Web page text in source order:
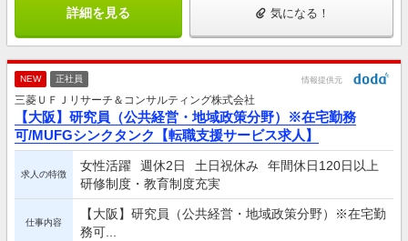
詳細を見る 気になる！
NEW 正社員 情報提供元
三菱ＵＦＪリサーチ＆コンサルティング株式会社
【大阪】研究員（公共経営・地域政策分野）※在宅勤務
可/MUFGシンクタンク【転職支援サービス求人】
求人の特徴
女性活躍 週休2日 土日祝休み
年間休日120日以上
研修制度・教育制度充実
仕事内容
【大阪】研究員（公共経営・地域政策分野）※在宅勤
務可...